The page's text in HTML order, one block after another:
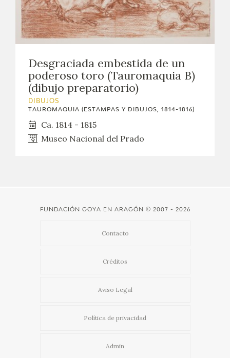
Desgraciada embestida de un
poderoso toro (Tauromaquia B)
(dibujo preparatorio)
DIBUJOS
TAUROMAQUIA (ESTAMPAS Y DIBUJOS, 1814-1816)
Ca. 1814 - 1815
Museo Nacional del Prado
FUNDACIÓN GOYA EN ARAGÓN © 2007 - 2026
Contacto
Créditos
Aviso Legal
Política de privacidad
Admin